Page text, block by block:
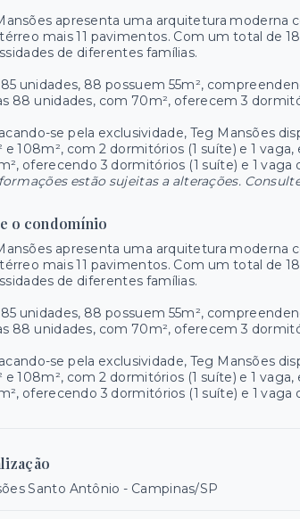
apresenta uma arquitetura moderna
mais 11 pavimentos. Com um total de
de diferentes famílias.
unidades, 88 possuem 55m²,
88 unidades, com 70m², oferecem 3
se pela exclusividade, Teg Mansões
e 108m², com 2 dormitórios (1 suíte) e 1
oferecendo 3 dormitórios (1 suíte) e 1
estão sujeitas a alterações.
o condomínio
apresenta uma arquitetura moderna
mais 11 pavimentos. Com um total de
de diferentes famílias.
unidades, 88 possuem 55m²,
88 unidades, com 70m², oferecem 3
se pela exclusividade, Teg Mansões
e 108m², com 2 dormitórios (1 suíte) e 1
oferecendo 3 dormitórios (1 suíte) e 1
Santo Antônio - Campinas/SP